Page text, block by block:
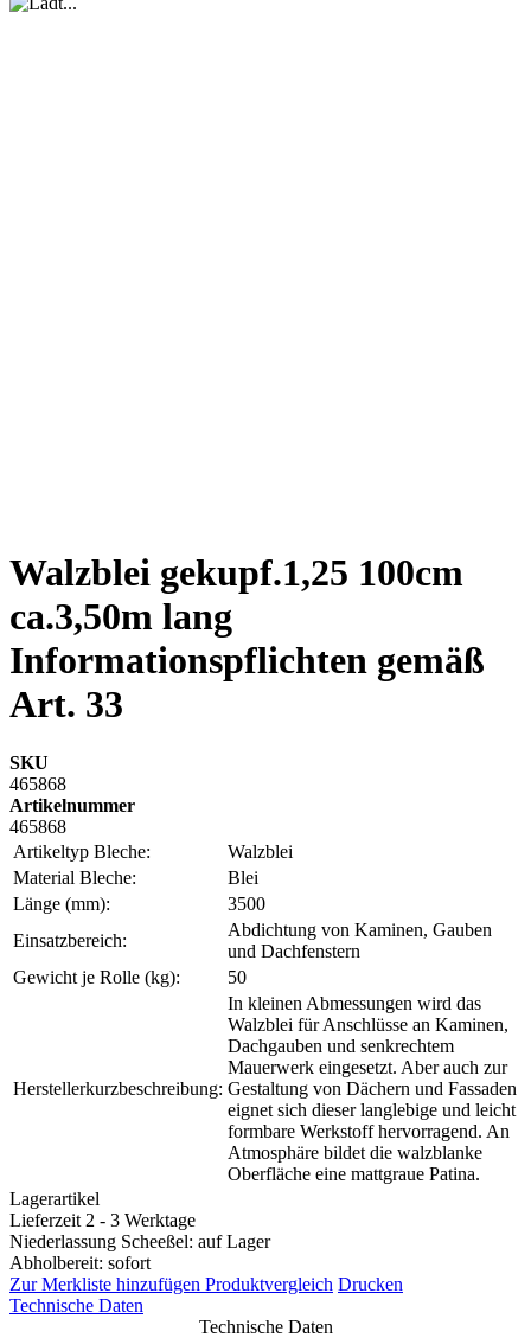
Walzblei gekupf.1,25 100cm
ca.3,50m lang
Informationspflichten gemäß
Art. 33
SKU
465868
Artikelnummer
465868
Artikeltyp Bleche:
Walzblei
Material Bleche:
Blei
Länge (mm):
3500
Einsatzbereich:
Abdichtung von Kaminen, Gauben
und Dachfenstern
Gewicht je Rolle (kg):
50
Herstellerkurzbeschreibung:
In kleinen Abmessungen wird das
Walzblei für Anschlüsse an Kaminen,
Dachgauben und senkrechtem
Mauerwerk eingesetzt. Aber auch zur
Gestaltung von Dächern und Fassaden
eignet sich dieser langlebige und leicht
formbare Werkstoff hervorragend. An
Atmosphäre bildet die walzblanke
Oberfläche eine mattgraue Patina.
Lagerartikel
Lieferzeit 2 - 3 Werktage
Niederlassung Scheeßel: auf Lager
Abholbereit: sofort
Zur Merkliste hinzufügen Produktvergleich Drucken
Technische Daten
Technische Daten